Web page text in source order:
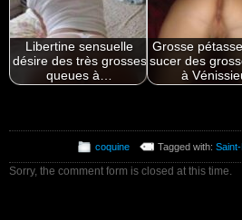
Libertine sensuelle
désire des très grosses
queues à…
Grosse
sucer des
à
coquine Tagged with:
Sorry, the comment form is closed at this time.